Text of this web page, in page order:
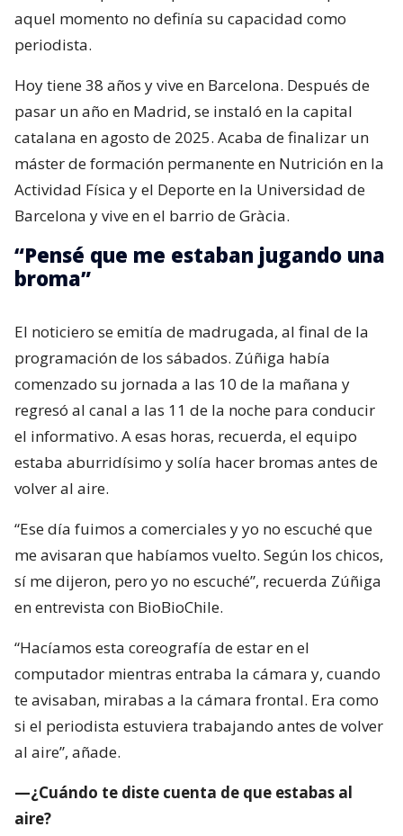
aquel momento no definía su capacidad como
periodista.
Hoy tiene 38 años y vive en Barcelona. Después de
pasar un año en Madrid, se instaló en la capital
catalana en agosto de 2025. Acaba de finalizar un
máster de formación permanente en Nutrición en la
Actividad Física y el Deporte en la Universidad de
Barcelona y vive en el barrio de Gràcia.
“Pensé que me estaban jugando una
broma”
El noticiero se emitía de madrugada, al final de la
programación de los sábados. Zúñiga había
comenzado su jornada a las 10 de la mañana y
regresó al canal a las 11 de la noche para conducir
el informativo. A esas horas, recuerda, el equipo
estaba aburridísimo y solía hacer bromas antes de
volver al aire.
“Ese día fuimos a comerciales y yo no escuché que
me avisaran que habíamos vuelto. Según los chicos,
sí me dijeron, pero yo no escuché”, recuerda Zúñiga
en entrevista con BioBioChile.
“Hacíamos esta coreografía de estar en el
computador mientras entraba la cámara y, cuando
te avisaban, mirabas a la cámara frontal. Era como
si el periodista estuviera trabajando antes de volver
al aire”, añade.
—¿Cuándo te diste cuenta de que estabas al
aire?